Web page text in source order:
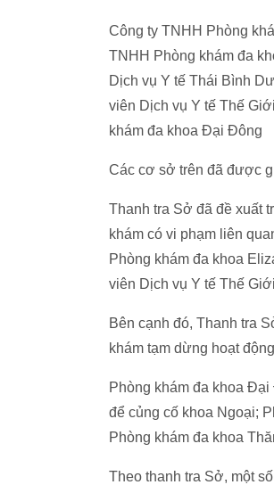
Công ty TNHH Phòng
TNHH Phòng khám đa
Dịch vụ Y tế Thái Bình
viên Dịch vụ Y tế Thế
khám đa khoa Đại Đông
Các cơ sở trên đã được
Thanh tra Sở đã đề xuất
khám có vi phạm liên
Phòng khám đa khoa
viên Dịch vụ Y tế Thế
Bên cạnh đó, Thanh tra
khám tạm dừng hoạt
Phòng khám đa khoa
để củng cố khoa Ngoại;
Phòng khám đa khoa
Theo thanh tra Sở, một